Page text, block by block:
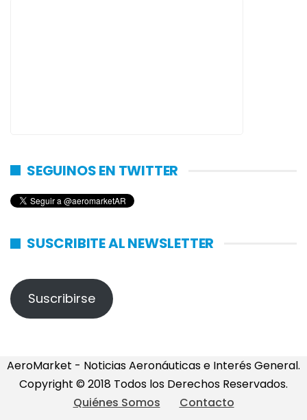
SEGUINOS EN TWITTER
SUSCRIBITE AL NEWSLETTER
Suscribirse
AeroMarket - Noticias Aeronáuticas e Interés General.
Copyright © 2018 Todos los Derechos Reservados.
Quiénes Somos
Contacto